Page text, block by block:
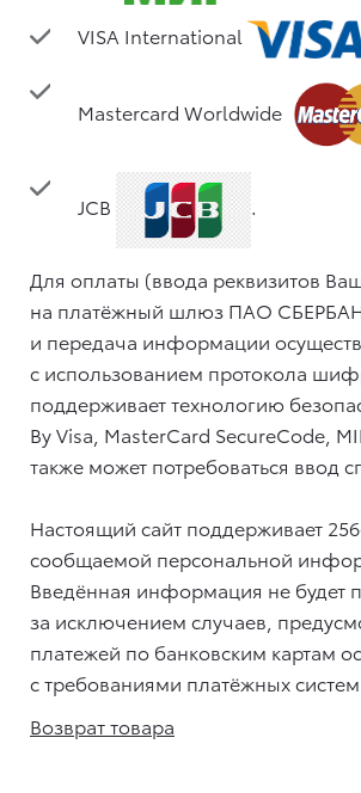
VISA International
Mastercard Worldwide
JCB .
Для оплаты (ввода реквизитов
на платёжный шлюз ПАО
и передача информации
с использованием протокола
поддерживает технологию
By Visa, MasterCard SecureCode,
также может потребоваться ввод
Настоящий сайт поддерживает
сообщаемой персональной
Введённая информация не будет
за исключением случаев,
платежей по банковским картам
с требованиями платёжных
Возврат товара